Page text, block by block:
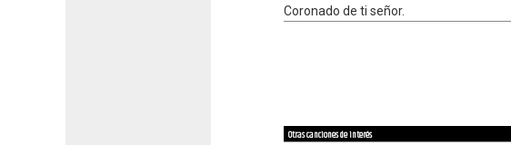
Coronado de ti señor.
Otras canciones de interés